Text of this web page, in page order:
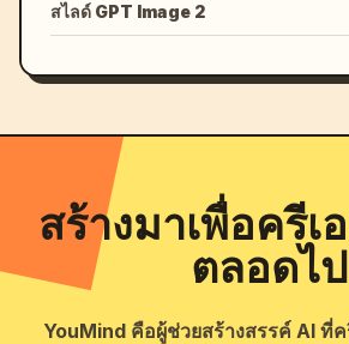
สไลด์ GPT Image 2
สร้างมาเพื่อครีเ
ตลอดไป
YouMind คือผู้ช่วยสร้างสรรค์ AI ที่ค